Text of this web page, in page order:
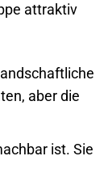
attraktiv
aber die
ist. Sie